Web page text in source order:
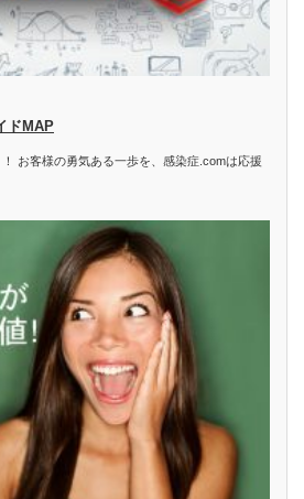
ドMAP
お客様の勇気ある一歩を、感染症.comは応援